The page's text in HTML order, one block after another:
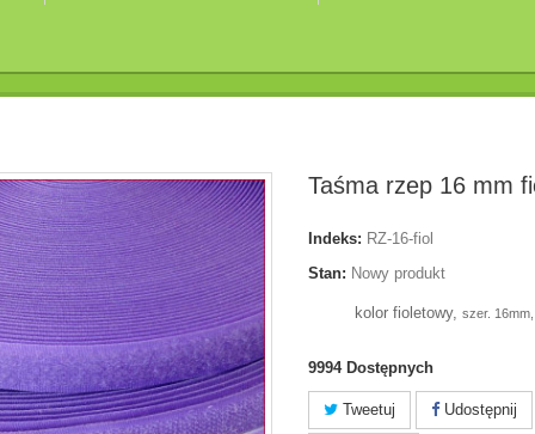
Taśma rzep 16 mm
Indeks: RZ-16-fiol
Stan: Nowy produkt
kolor fioletowy,szer.
9994 Dostępnych
Tweetuj Udostępnij